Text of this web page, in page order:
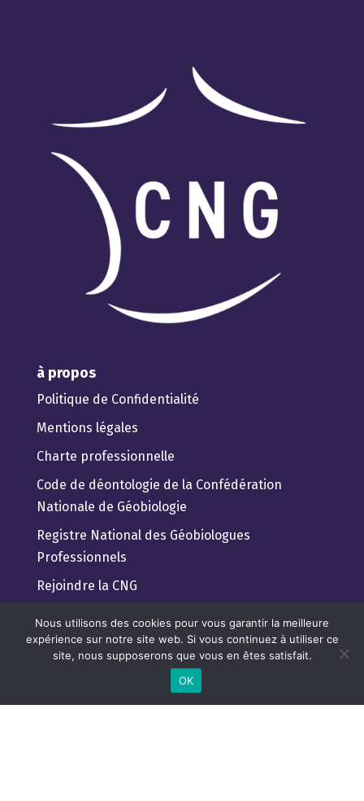
à propos
Politique de Confidentialité
Mentions légales
Charte professionnelle
Code de déontologie de la Confédération
Nationale de Géobiologie
Registre National des Géobiologues
Professionnels
Rejoindre la CNG
Trouver un géobiologue Professionnel
Lexique de géobiologie pour tous
Nous utilisons des cookies pour vous garantir la meilleure
expérience sur notre site web. Si vous continuez à utiliser ce
site, nous supposerons que vous en êtes satisfait.
OK